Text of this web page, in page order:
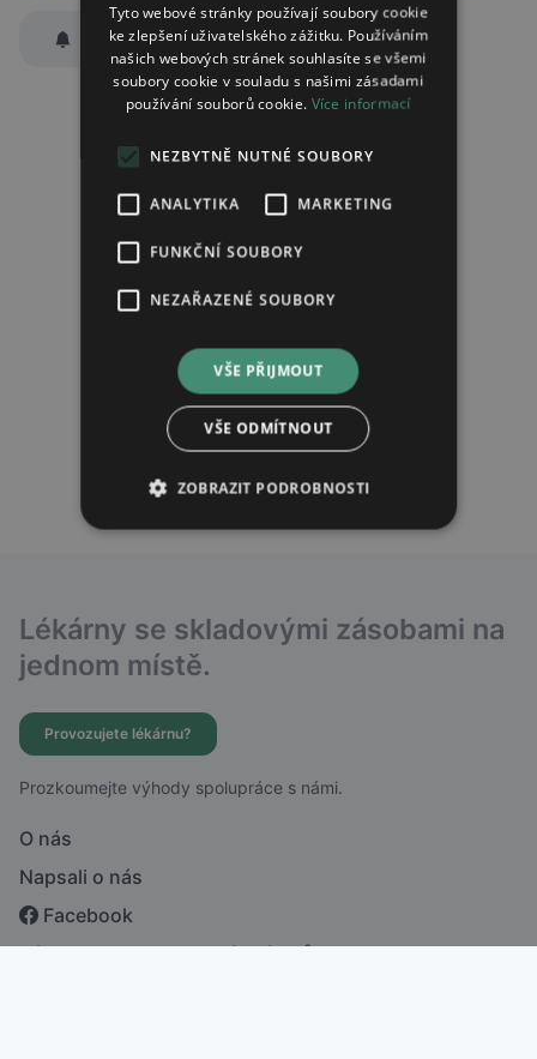
Hlídat dostupnost
Zaslat jednorázově emailem informaci o naskladnění
Praha
zpracování osobních údajů.
Seznámil/a jsem se sezásadami zpracování osobních údajů
Lékárny se skladovými zásobami na
jednom místě.
Provozujete lékárnu?
Prozkoumejte výhody spolupráce s námi.
O nás
Napsali o nás
Facebook
Zásady ochrany osobních údajů
Tyto webové stránky používají soubory cookie
ke zlepšení uživatelského zážitku. Používáním
našich webových stránek souhlasíte se všemi
soubory cookie v souladu s našimi zásadami
používání souborů cookie. Více informací
NEZBYTNĚ NUTNÉ SOUBORY
ANALYTIKA MARKETING
FUNKČNÍ SOUBORY
NEZAŘAZENÉ SOUBORY
VŠE PŘIJMOUT
VŠE ODMÍTNOUT
ZOBRAZIT PODROBNOSTI